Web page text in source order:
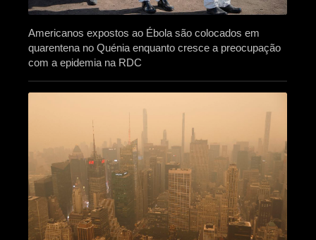
Americanos expostos ao Ébola são colocados em
quarentena no Quénia enquanto cresce a preocupação
com a epidemia na RDC